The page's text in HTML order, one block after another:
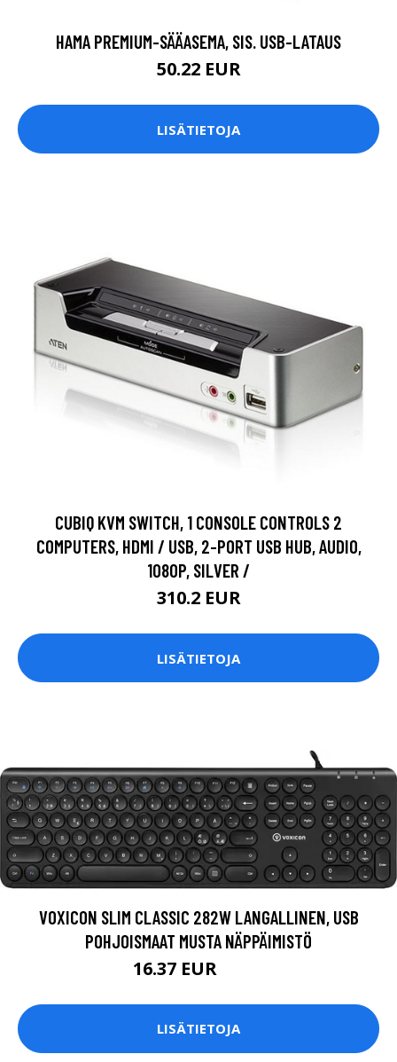
HAMA PREMIUM-SÄÄASEMA, SIS. USB-LATAUS
50.22 EUR
LISÄTIETOJA
CUBIQ KVM SWITCH, 1 CONSOLE CONTROLS 2
COMPUTERS, HDMI / USB, 2-PORT USB HUB, AUDIO,
1080P, SILVER /
310.2 EUR
LISÄTIETOJA
VOXICON SLIM CLASSIC 282W LANGALLINEN, USB
POHJOISMAAT MUSTA NÄPPÄIMISTÖ
16.37 EUR
LISÄTIETOJA